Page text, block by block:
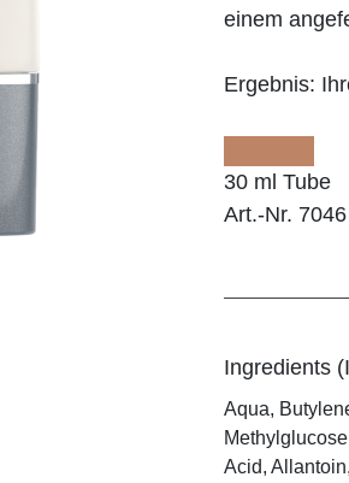
einem
Ergebnis:
30 ml Tube
Art.-Nr. 7046
Ingredients
Aqua,
Acid,